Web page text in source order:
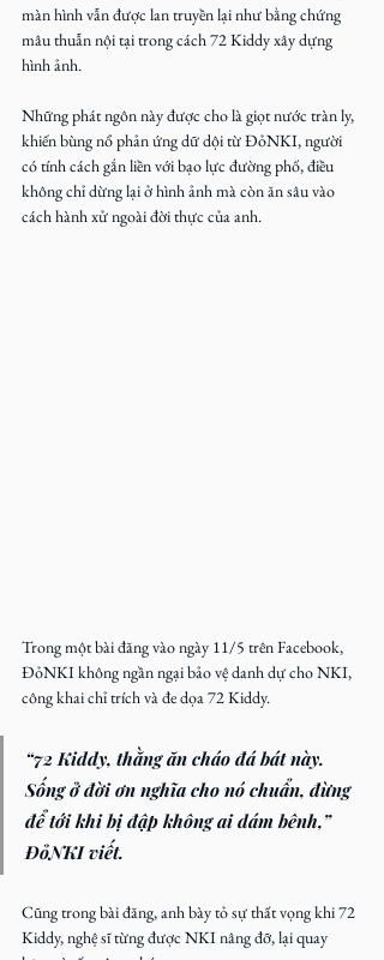
màn hình vẫn được lan truyền lại như bằng chứng
mâu thuẫn nội tại trong cách 72 Kiddy xây dựng
hình ảnh.
Những phát ngôn này được cho là giọt nước tràn ly,
khiến bùng nổ phản ứng dữ dội từ ĐỏNKI, người
có tính cách gắn liền với bạo lực đường phố, điều
không chỉ dừng lại ở hình ảnh mà còn ăn sâu vào
cách hành xử ngoài đời thực của anh.
Trong một bài đăng vào ngày 11/5 trên Facebook,
ĐỏNKI không ngần ngại bảo vệ danh dự cho NKI,
công khai chỉ trích và đe dọa 72 Kiddy.
“72 Kiddy, thằng ăn cháo đá bát này.
Sống ở đời ơn nghĩa cho nó chuẩn, đừng
để tới khi bị đập không ai dám bênh,”
ĐỏNKI viết.
Cũng trong bài đăng, anh bày tỏ sự thất vọng khi 72
Kiddy, nghệ sĩ từng được NKI nâng đỡ, lại quay